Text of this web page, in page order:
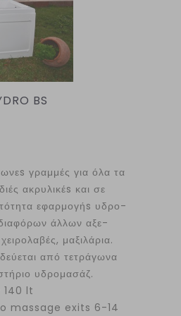
BS
γραμμές για όλα τα
ακρυλικέs και σε
εφαρμογήs υδρο-
άλλων αξε-
μαξιλάρια.
από τετράγωνα
υδρομασάζ.
140 lt
massage exits 6-14